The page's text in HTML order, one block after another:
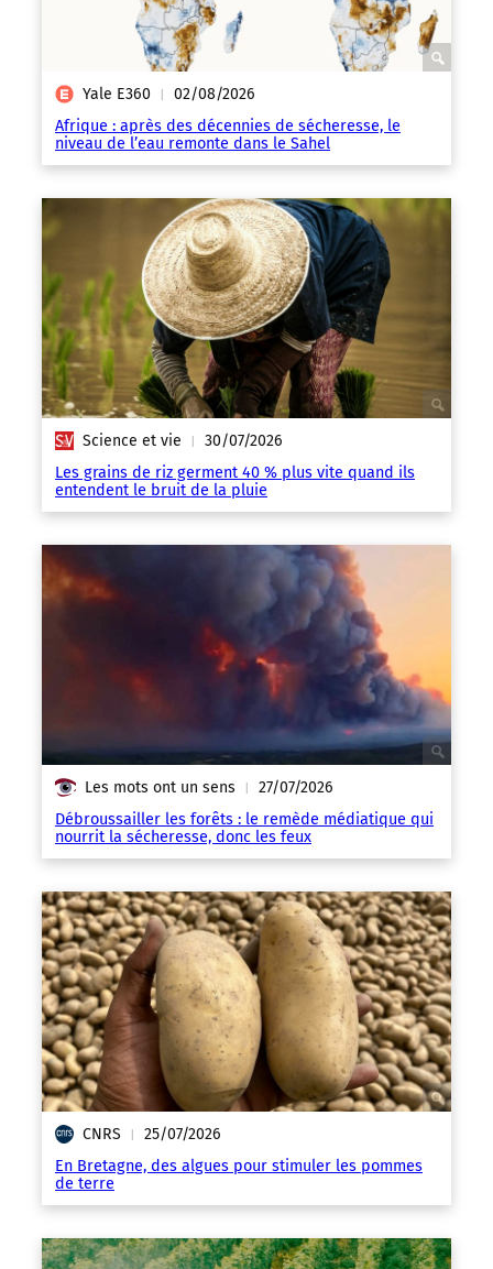
Yale E360 | 02/08/2026
Afrique : après des décennies de sécheresse, le
niveau de l’eau remonte dans le Sahel
Science et vie | 30/07/2026
Les grains de riz germent 40 % plus vite quand ils
entendent le bruit de la pluie
Les mots ont un sens | 27/07/2026
Débroussailler les forêts : le remède médiatique qui
nourrit la sécheresse, donc les feux
CNRS | 25/07/2026
En Bretagne, des algues pour stimuler les pommes
de terre